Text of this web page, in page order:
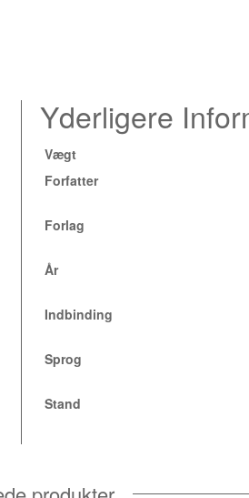
Yderligere
Vægt
Forfatter
Forlag
År
Indbinding
Sprog
Stand